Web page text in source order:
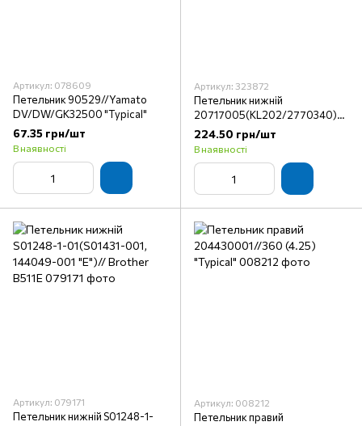
Артикул: 078609
Петельник 90529//Yamato
DV/DW/GK32500 "Typical"
67.35 грн/шт
В наявності
Артикул: 323872
Петельник нижній
20717005(KL202/2770340)
для S-L/F5-4D/EP
"TypeSpecial"
224.50 грн/шт
В наявності
Артикул: 079171
Петельник нижній S01248-1-
Артикул: 008212
Петельник правий